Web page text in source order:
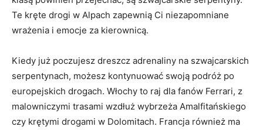
Te kręte drogi w Alpach zapewnią Ci niezapomniane‍
wrażenia i ‌emocje za kierownicą.
Kiedy już poczujesz ⁢dreszcz adrenaliny na⁣ szwajcarskich
serpentynach, możesz ⁣kontynuować swoją podróż ​po⁤
europejskich​ drogach. Włochy⁣ to raj dla fanów Ferrari, z
‌malowniczymi trasami wzdłuż wybrzeża Amalfitańskiego‍
czy ​krętymi drogami w Dolomitach. Francja również ‌ma